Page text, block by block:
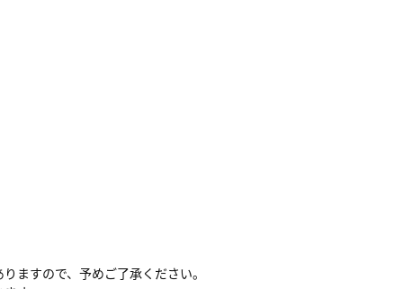
ますので、予めご了承ください。